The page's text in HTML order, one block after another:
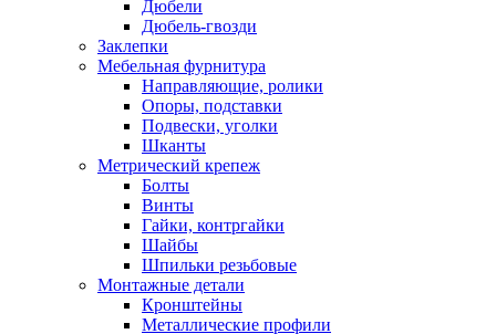
Дюбели
Дюбель-гвозди
Заклепки
Мебельная фурнитура
Направляющие, ролики
Опоры, подставки
Подвески, уголки
Шканты
Метрический крепеж
Болты
Винты
Гайки, контргайки
Шайбы
Шпильки резьбовые
Монтажные детали
Кронштейны
Металлические профили